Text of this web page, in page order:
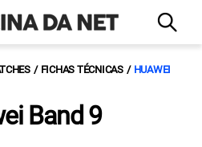
FICHAS TÉCNICAS HUAWEI
Band 9